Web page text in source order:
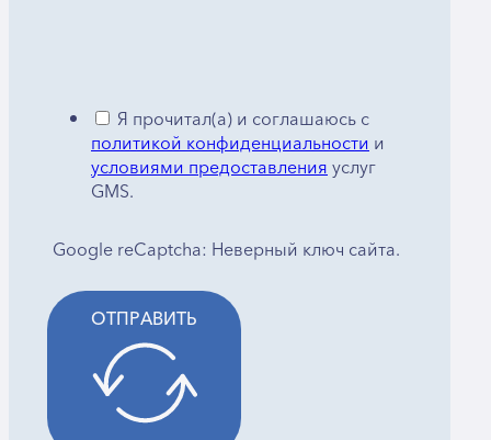
Я прочитал(а) и соглашаюсь с
политикой конфиденциальностии
условиями предоставленияуслуг
GMS.
Google reCaptcha: Неверный ключ сайта.
ОТПРАВИТЬ